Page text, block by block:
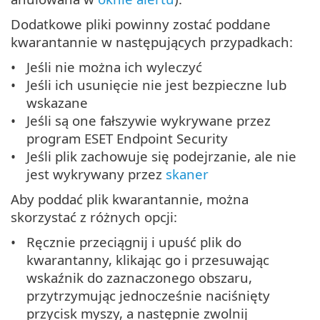
Dodatkowe pliki powinny zostać poddane
kwarantannie w następujących przypadkach:
Jeśli nie można ich wyleczyć
Jeśli ich usunięcie nie jest bezpieczne lub
wskazane
Jeśli są one fałszywie wykrywane przez
program ESET Endpoint Security
Jeśli plik zachowuje się podejrzanie, ale nie
jest wykrywany przez skaner
Aby poddać plik kwarantannie, można
skorzystać z różnych opcji:
Ręcznie przeciągnij i upuść plik do
kwarantanny, klikając go i przesuwając
wskaźnik do zaznaczonego obszaru,
przytrzymując jednocześnie naciśnięty
przycisk myszy, a następnie zwolnij